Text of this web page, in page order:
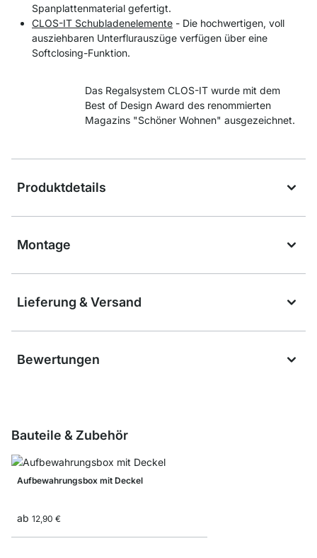
Spanplattenmaterial gefertigt.
CLOS-IT Schubladenelemente - Die hochwertigen, voll
ausziehbaren Unterflurauszüge verfügen über eine
Softclosing-Funktion.
Das Regalsystem CLOS-IT wurde mit dem
Best of Design Award des renommierten
Magazins "Schöner Wohnen" ausgezeichnet.
Produktdetails
Montage
Lieferung & Versand
Bewertungen
Bauteile & Zubehör
Aufbewahrungsbox mit Deckel
ab 12,90 €